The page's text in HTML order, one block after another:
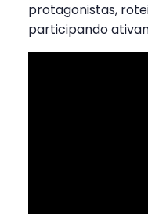
protagonistas,
participando